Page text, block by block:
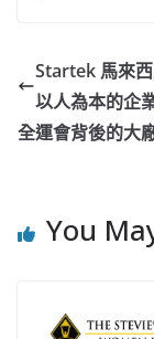
Startek 馬來
以人為本的企
全運會背後的大
You